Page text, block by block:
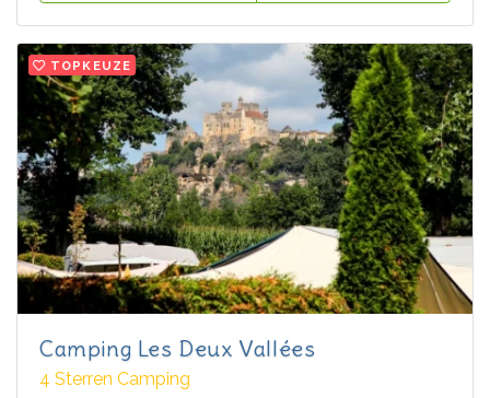
TOPKEUZE
Camping Les Deux Vallées
4 Sterren Camping